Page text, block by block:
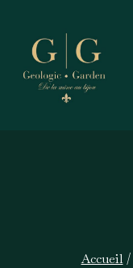
contenu
Accueil /